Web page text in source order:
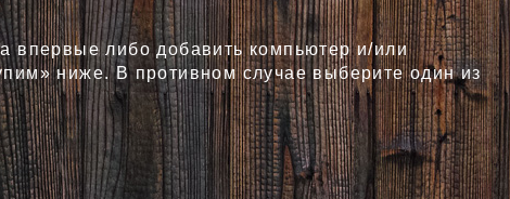
впервые либо добавить компьютер и/или
ниже. В противном случае выберите один из